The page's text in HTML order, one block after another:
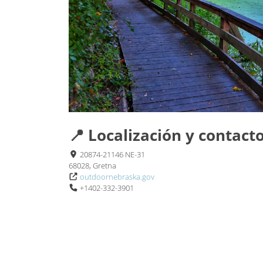
📍 Localización y
20874-21146 NE-31
68028, Gretna
outdoornebraska.gov
+1402-332-3901